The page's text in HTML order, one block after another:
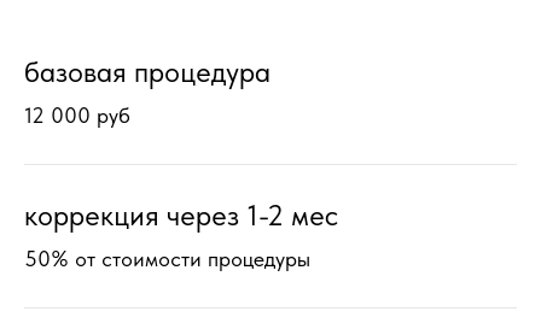
базовая процедура
12 000 руб
коррекция через 1-2 мес
50% от стоимости процедуры